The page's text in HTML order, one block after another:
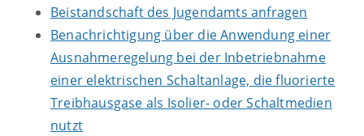
Beistandschaft des Jugendamts anfragen
Benachrichtigung über die Anwendung einer
Ausnahmeregelung bei der Inbetriebnahme
einer elektrischen Schaltanlage, die fluorierte
Treibhausgase als Isolier- oder Schaltmedien
nutzt